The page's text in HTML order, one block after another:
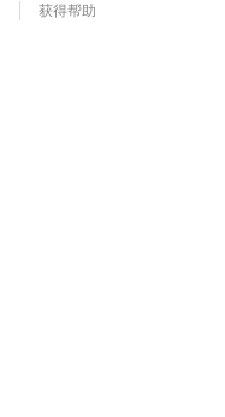
获得帮助